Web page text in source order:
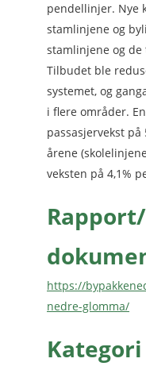
pendellinjer. Nye
stamlinjene og
stamlinjene og
Tilbudet ble
systemet, og
i flere områder.
passasjervekst
årene
veksten på 4,1%
https://
nedre-glomma/
Kategori